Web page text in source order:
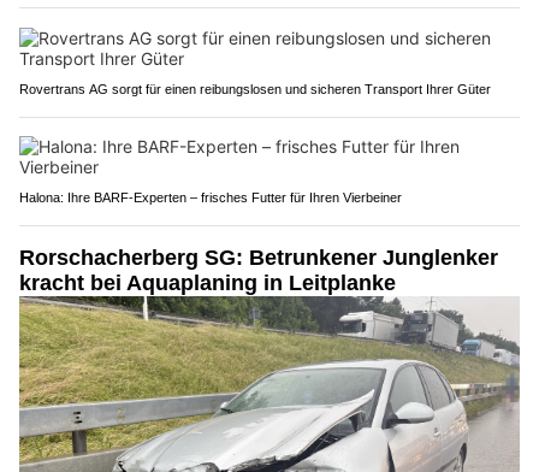
Rovertrans AG sorgt für einen reibungslosen und sicheren Transport Ihrer Güter
Halona: Ihre BARF-Experten – frisches Futter für Ihren Vierbeiner
Rorschacherberg SG: Betrunkener Junglenker
kracht bei Aquaplaning in Leitplanke